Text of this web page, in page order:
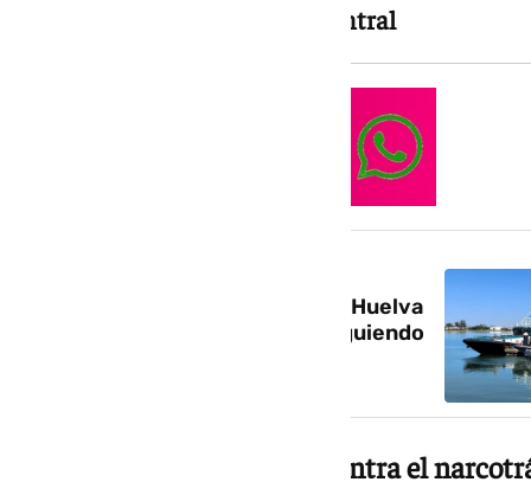
críticas directas al Gobierno central
Mueren dos guardias civiles en Huelva
al chocar sus patrulleras persiguiendo
Moreno pide más medios contra el